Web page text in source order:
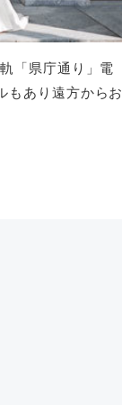
「県庁通り」電
もあり遠方からお